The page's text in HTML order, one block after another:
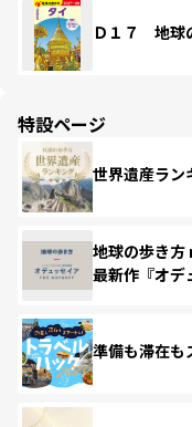
Ｄ１７ 地球
特設ページ
世界遺産ラン
地球の歩き
最新作『オデ
準備も滞在